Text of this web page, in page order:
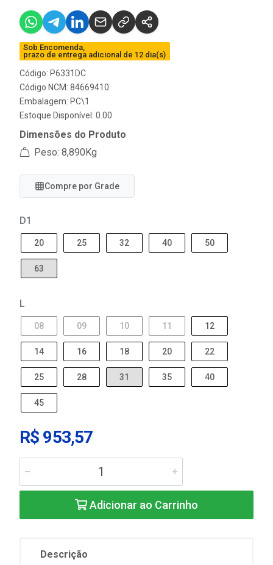
Sob Encomenda,
prazo de entrega adicional de 12 dia(s)
Código: P6331DC
Código NCM: 84669410
Embalagem: PC\1
Estoque Disponível: 0.00
Dimensões do Produto
Peso: 8,890Kg
Compre por Grade
D1
20 25 32 40 50
63
L
08 09 10 11 12
14 16 18 20 22
25 28 31 35 40
45
R$ 953,57
Adicionar ao Carrinho
Descrição